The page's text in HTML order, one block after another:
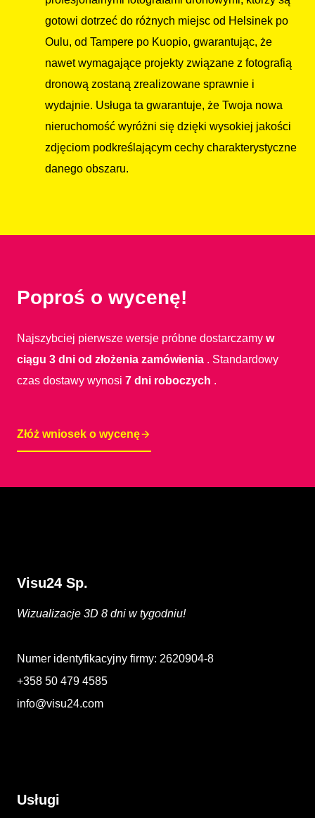
gotowi dotrzeć do różnych miejsc od Helsinek po
Oulu, od Tampere po Kuopio, gwarantując, że
nawet wymagające projekty związane z fotografią
dronową zostaną zrealizowane sprawnie i
wydajnie. Usługa ta gwarantuje, że Twoja nowa
nieruchomość wyróżni się dzięki wysokiej jakości
zdjęciom podkreślającym cechy charakterystyczne
danego obszaru.
Poproś o wycenę!
Najszybciej pierwsze wersje próbne dostarczamy w
ciągu 3 dni od złożenia zamówienia . Standardowy
czas dostawy wynosi 7 dni roboczych .
Złóż wniosek o wycenę
Visu24 Sp.
Wizualizacje 3D 8 dni w tygodniu!
Numer identyfikacyjny firmy: 2620904-8
+358 50 479 4585
info@visu24.com
Usługi